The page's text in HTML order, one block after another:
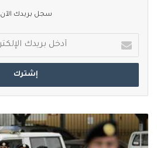
سجل بريدك الآن
بريدك
الإلكتروني
#السعودية
:القبض
على